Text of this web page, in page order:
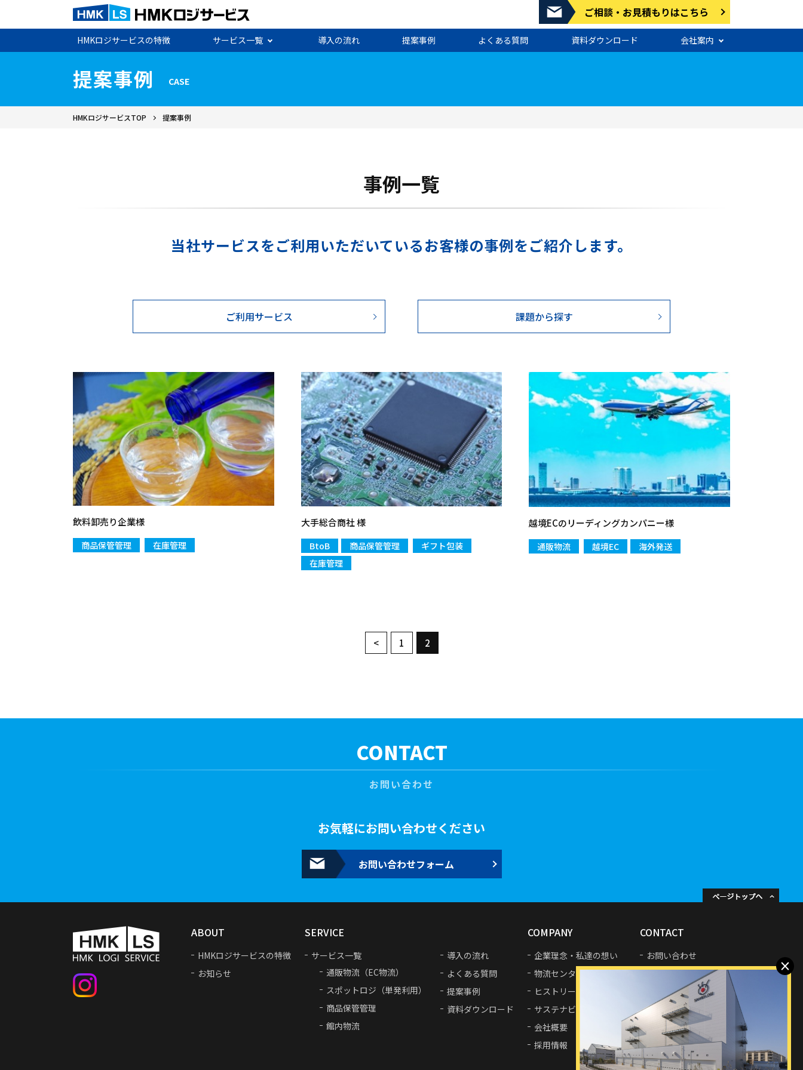
ご相談・お見積もりはこちら
HMKロジサービスの特徴 サービス一覧 導入の流れ 提案事例 よくある質問 資料ダウンロード 会社案内
×
提案事例 CASE
HMKロジサービスTOP 提案事例
事例一覧
当社サービスをご利用いただいているお客様の事例をご紹介します。
ご利用サービス 課題から探す
飲料卸売り企業様
商品保管管理 在庫管理
大手総合商社 様
BtoB 商品保管管理
ギフト包装
在庫管理
越境ECのリーディングカンパニー様
通販物流 越境EC 海外発送
< 1 2
CONTACT
お問い合わせ
お気軽にお問い合わせください
お問い合わせフォーム
ABOUT
HMKロジサービスの特徴
お知らせ
SERVICE
サービス一覧
通販物流（EC物流）
スポットロジ（単発利用）
商品保管管理
館内物流
導入の流れ
よくある質問
提案事例
資料ダウンロード
COMPANY
企業理念・私達の想い
物流センター・拠点紹介
ヒストリー
サステナビリティ
会社概要
採用情報
CONTACT
お問い合わせ
プライバシーポリシー